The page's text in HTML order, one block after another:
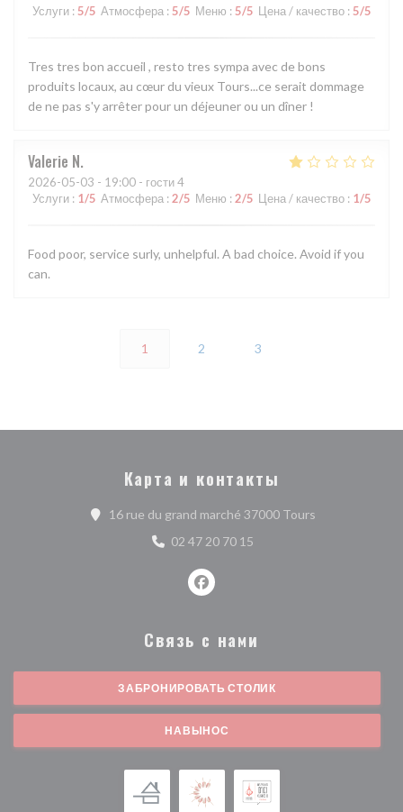
Услуги : 5/5 Атмосфера : 5/5 Меню : 5/5 Цена / качество : 5/5
Tres tres bon accueil , resto tres sympa avec de bons
produits locaux, au cœur du vieux Tours...ce serait dommage
de ne pas s'y arrêter pour un déjeuner ou un dîner !
Valerie N
2026-05-03 - 19:00 - гости 4
Услуги : 1/5 Атмосфера : 2/5 Меню : 2/5 Цена / качество : 1/5
Food poor, service surly, unhelpful. A bad choice. Avoid if you
can.
1 2 3
Карта и контакты
16 rue du grand marché 37000 Tours((открывается
02 47 20 70 15
Facebook ((открывается в
Связь с нами
ЗАБРОНИРОВАТЬ СТОЛИК
НАВЫНОС